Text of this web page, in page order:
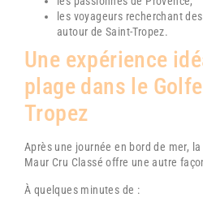
les voyageurs recherchant
autour deSaint-Tropez.
Une expérience
plage dans le
Tropez
Après une journée en bord de mer,
Maur Cru Classé offre une autre
À quelques minutes de :